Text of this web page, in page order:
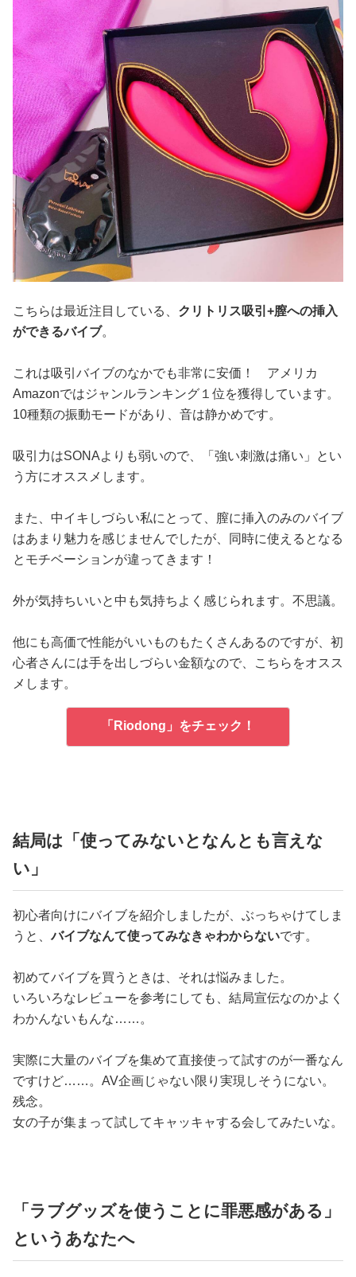
こちらは最近注目している、 クリトリス吸引+膣への挿入
ができるバイブ。
これは吸引バイブのなかでも非常に安価！ アメリカ
Amazonではジャンルランキング１位を獲得しています。
10種類の振動モードがあり、音は静かめです。
吸引力はSONAよりも弱いので、「強い刺激は痛い」とい
う方にオススメします。
また、中イキしづらい私にとって、膣に挿入のみのバイブ
はあまり魅力を感じませんでしたが、同時に使えるとなる
とモチベーションが違ってきます！
外が気持ちいいと中も気持ちよく感じられます。不思議。
他にも高価で性能がいいものもたくさんあるのですが、初
心者さんには手を出しづらい金額なので、こちらをオスス
メします。
「Riodong」をチェック！
結局は「使ってみないとなんとも言えな
い」
初心者向けにバイブを紹介しましたが、ぶっちゃけてしま
うと、バイブなんて使ってみなきゃわからないです。
初めてバイブを買うときは、それは悩みました。
いろいろなレビューを参考にしても、結局宣伝なのかよく
わかんないもんな……。
実際に大量のバイブを集めて直接使って試すのが一番なん
ですけど……。AV企画じゃない限り実現しそうにない。
残念。
女の子が集まって試してキャッキャする会してみたいな。
「ラブグッズを使うことに罪悪感がある」
というあなたへ